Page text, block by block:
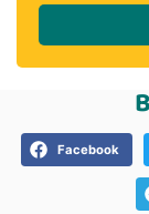
Facebook